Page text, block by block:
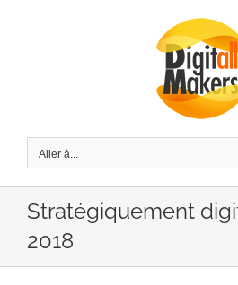
Aller à...
Stratégiquement
2018